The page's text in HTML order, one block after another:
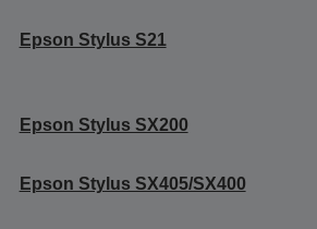
Epson Stylus S21
Epson Stylus SX200
Epson Stylus SX405/SX400